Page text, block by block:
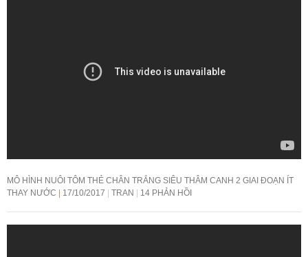
MÔ HÌNH NUÔI TÔM THẺ CHÂN TRẮNG SIÊU THÂM CANH 2 GIAI ĐOẠN ÍT
THAY NƯỚC
17/10/2017 TRAN 14 PHẢN HỒI